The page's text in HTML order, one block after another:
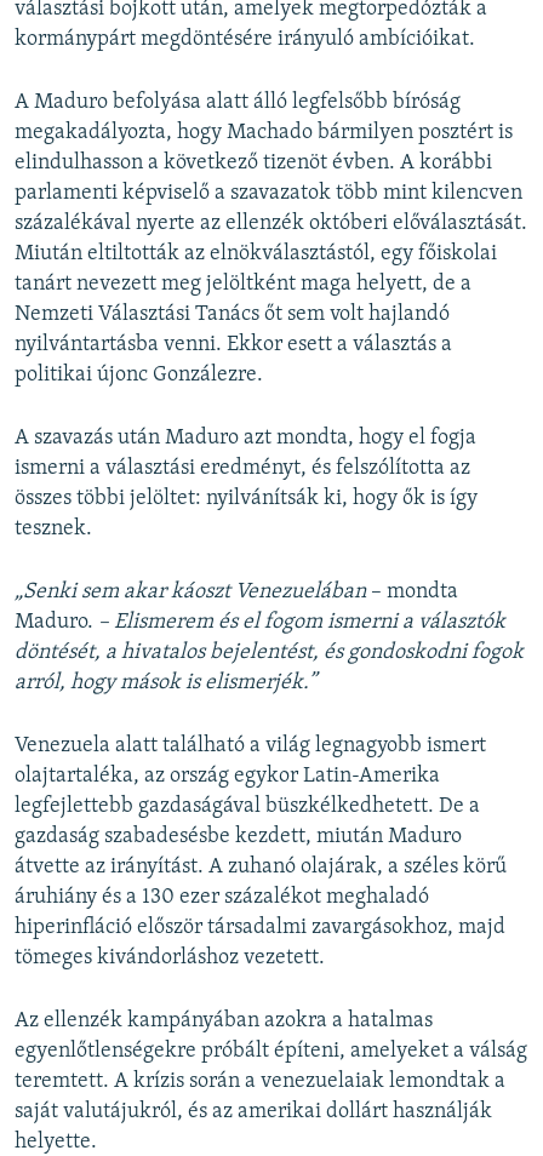
választási bojkott után, amelyek megtorpedózták a
kormánypárt megdöntésére irányuló ambícióikat.
A Maduro befolyása alatt álló legfelsőbb bíróság
megakadályozta, hogy Machado bármilyen posztért is
elindulhasson a következő tizenöt évben. A korábbi
parlamenti képviselő a szavazatok több mint kilencven
százalékával nyerte az ellenzék októberi előválasztását.
Miután eltiltották az elnökválasztástól, egy főiskolai
tanárt nevezett meg jelöltként maga helyett, de a
Nemzeti Választási Tanács őt sem volt hajlandó
nyilvántartásba venni. Ekkor esett a választás a
politikai újonc Gonzálezre.
A szavazás után Maduro azt mondta, hogy el fogja
ismerni a választási eredményt, és felszólította az
összes többi jelöltet: nyilvánítsák ki, hogy ők is így
tesznek.
„Senki sem akar káoszt Venezuelában – mondta
Maduro. – Elismerem és el fogom ismerni a választók
döntését, a hivatalos bejelentést, és gondoskodni fogok
arról, hogy mások is elismerjék.”
Venezuela alatt található a világ legnagyobb ismert
olajtartaléka, az ország egykor Latin-Amerika
legfejlettebb gazdaságával büszkélkedhetett. De a
gazdaság szabadesésbe kezdett, miután Maduro
átvette az irányítást. A zuhanó olajárak, a széles körű
áruhiány és a 130 ezer százalékot meghaladó
hiperinfláció először társadalmi zavargásokhoz, majd
tömeges kivándorláshoz vezetett.
Az ellenzék kampányában azokra a hatalmas
egyenlőtlenségekre próbált építeni, amelyeket a válság
teremtett. A krízis során a venezuelaiak lemondtak a
saját valutájukról, és az amerikai dollárt használják
helyette.